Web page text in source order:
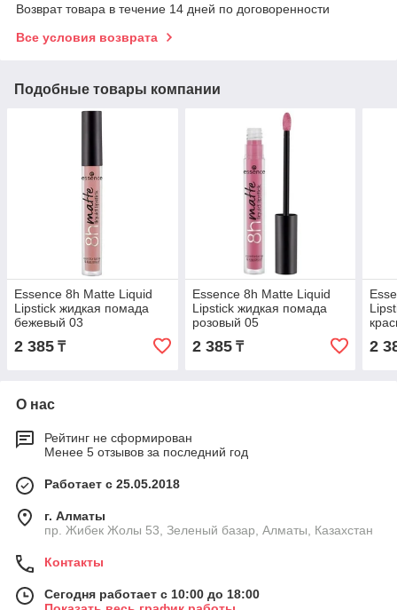
Возврат товара в течение 14 дней по договоренности
Все условия возврата
Подобные товары компании
Essence 8h Matte Liquid
Lipstick жидкая помада
бежевый 03
2 385 ₸
Essence 8h Matte Liquid
Lipstick жидкая помада
розовый 05
2 385₸ 2
О нас
Рейтинг не сформирован
Менее 5 отзывов за последний год
Работает с 25.05.2018
г. Алматы
пр. Жибек Жолы 53, Зеленый базар, Алматы, Казахстан
Контакты
Сегодня работает с 10:00 до 18:00